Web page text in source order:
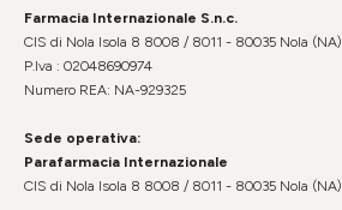
Farmacia Internazionale S.n.c.
CIS di Nola Isola 8 8008 / 8011 - 80035 Nola (NA)
P.Iva : 02048690974
Numero REA: NA-929325
Sede operativa:
Parafarmacia Internazionale
CIS di Nola Isola 8 8008 / 8011 - 80035 Nola (NA)